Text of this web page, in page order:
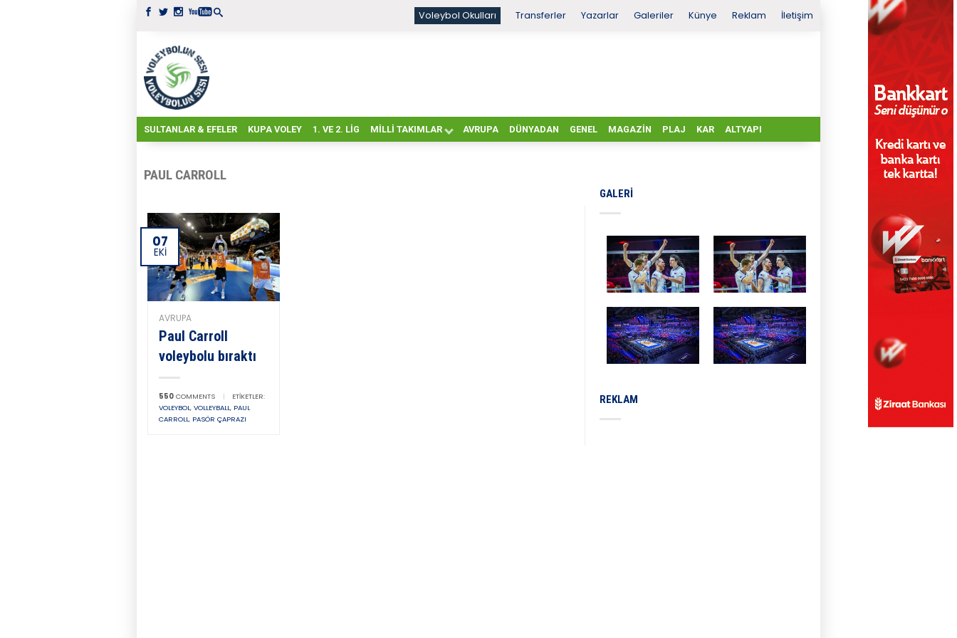
Voleybol Okulları Transferler Yazarlar Galeriler Künye Reklam İletişim
SULTANLAR & EFELER KUPA VOLEY 1. VE 2. LIG MILLI TAKIMLAR AVRUPA DÜNYADAN GENEL MAGAZIN PLAJ KAR ALTYAPI
PAUL CARROLL
07
EKI
AVRUPA
Paul Carroll
voleybolu bıraktı
550 COMMENTS |
ETIKETLER:
VOLEYBOL, VOLLEYBALL, PAUL
CARROLL, PASÖR ÇAPRAZI
GALERI
REKLAM